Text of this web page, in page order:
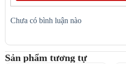
Chưa có bình luận nào
Sản phẩm tương tự